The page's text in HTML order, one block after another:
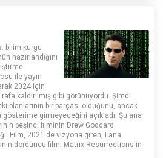
bilim kurgu
hazırlandığını
ile yayın
2024 için
kaldırılmış gibi görünüyordu. Şimdi
planlarının bir parçası olduğunu, ancak
girmeyeceğini açıkladı. Şu ana
beşinci filminin Drew Goddard
Film, 2021'de vizyona giren, Lana
dördüncü filmi Matrix Resurrections'ın